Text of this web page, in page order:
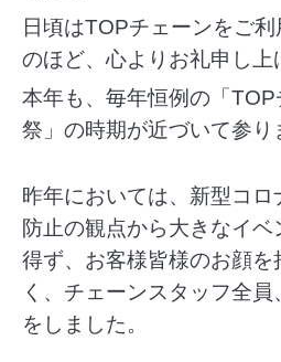
日頃はTOPチェーンをご
のほど、心よりお礼申し上
本年も、毎年恒例の「
祭」の時期が近づいて参り
昨年においては、新型コ
防止の観点から大きなイベ
得ず、お客様皆様のお顔を
く、チェーンスタッフ全
をしました。